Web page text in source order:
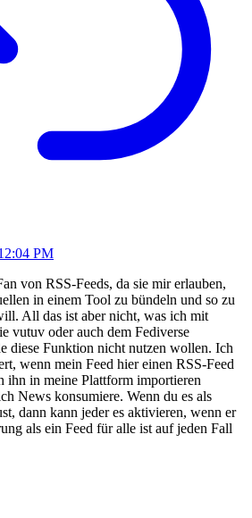
PM
von RSS-Feeds, da sie mir erlauben,
in einem Tool zu bündeln und so zu
All das ist aber nicht, was ich mit
vutuv oder auch dem Fediverse
diese Funktion nicht nutzen wollen. Ich
wenn mein Feed hier einen RSS-Feed
ihn in meine Plattform importieren
News konsumiere. Wenn du es als
dann kann jeder es aktivieren, wenn er
als ein Feed für alle ist auf jeden Fall